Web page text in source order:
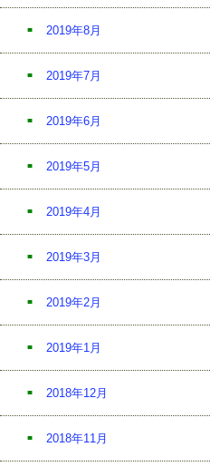
2019年8月
2019年7月
2019年6月
2019年5月
2019年4月
2019年3月
2019年2月
2019年1月
2018年12月
2018年11月